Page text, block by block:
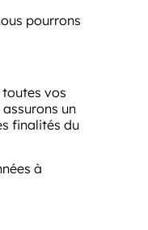
pourrons
vos
un
finalités du
à